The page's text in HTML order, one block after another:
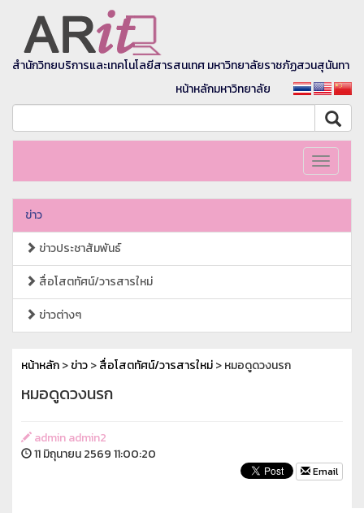
สำนักวิทยบริการและเทคโนโลยีสารสนเทศ มหาวิทยาลัยราชภัฏสวนสุนันทา
หน้าหลักมหาวิทยาลัย
Toggle
ข่าว
ข่าวประชาสัมพันธ์
สื่อโสตทัศน์/วารสารใหม่
ข่าวต่างๆ
หน้าหลัก>ข่าว>สื่อโสตทัศน์/วารสารใหม่> หมอดูดวงนรก
หมอดูดวงนรก
admin admin2
11 มิถุนายน 2569 11:00:20
Email